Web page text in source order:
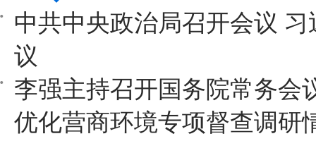
中共中央政治局召开会议
议
李强主持召开国务院常务会
优化营商环境专项督查调研
导